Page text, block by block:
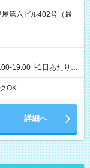
第六ビル402号（最
19:00 └1日あたりの
れば、いつでも勤務可
でご勤務いただけま
能なお仕事です！
OK
詳細へ